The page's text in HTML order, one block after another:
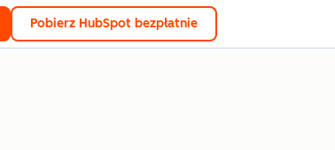
Pobierz HubSpot bezpłatnie